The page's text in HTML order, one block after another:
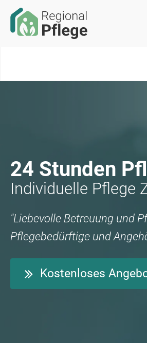
24 Stunden
Individuelle Pflege
"Liebevolle Betreuung und
Pflegebedürftige und
Kostenloses